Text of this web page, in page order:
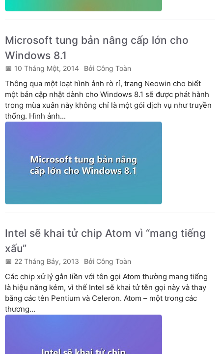
Microsoft tung bản nâng cấp lớn cho
Windows 8.1
10 Tháng Một, 2014 Công Toàn
Thông qua một loạt hình ảnh rò rỉ, trang Neowin cho biết
một bản cập nhật dành cho Windows 8.1 sẽ được phát hành
trong mùa xuân này không chỉ là một gói dịch vụ như truyền
thống. Hình ảnh...
Intel sẽ khai tử chip Atom vì “mang tiếng
xấu”
22 Tháng Bảy, 2013 Công Toàn
Các chip xử lý gắn liền với tên gọi Atom thường mang tiếng
là hiệu năng kém, vì thế Intel sẽ khai tử tên gọi này và thay
bằng các tên Pentium và Celeron. Atom – một trong các
thương...